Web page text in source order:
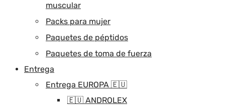
muscular
Packs para mujer
Paquetes de péptidos
Paquetes de toma de fuerza
Entrega
Entrega EUROPA 🇪🇺
🇪🇺 ANDROLEX